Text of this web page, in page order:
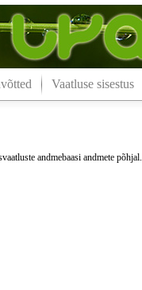
Vaatluse sisestus
andmebaasi andmete põhjal.